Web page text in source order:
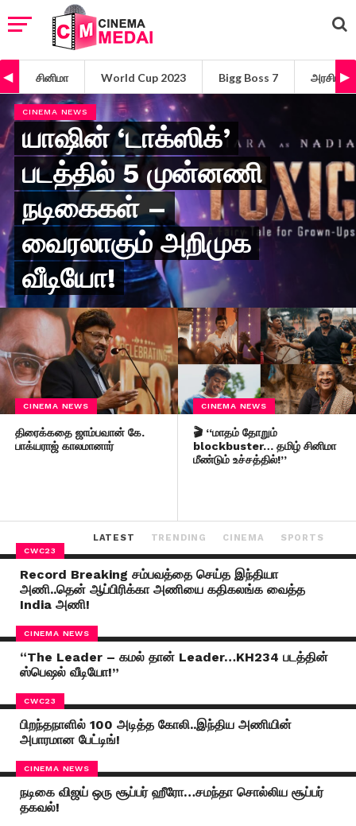
சினிமா World Cup 2023 Bigg Boss 7 அரசியல்
CINEMA NEWS
யாஷின் ‘டாக்ஸிக்’
படத்தில் 5 முன்னணி
நடிகைகள் –
வைரலாகும் அறிமுக
வீடியோ!
CINEMA NEWS
திரைக்கதை ஜாம்பவான் கே.
பாக்யராஜ் காலமானார்
CINEMA NEWS
🎬 “மாதம் தோறும்
blockbuster… தமிழ் சினிமா
மீண்டும் உச்சத்தில்!”
LATEST TRENDING CINEMA
SPORTS
CWC23
Record Breaking சம்பவத்தை செய்த இந்தியா
அணி..தென் ஆப்பிரிக்கா அணியை கதிகலங்க வைத்த
India அணி!
CINEMA NEWS
“The Leader – கமல் தான் Leader…KH234 படத்தின்
ஸ்பெஷல் வீடியோ!”
CWC23
பிறந்தநாளில் 100 அடித்த கோலி..இந்திய அணியின்
அபாரமான பேட்டிங்!
CINEMA NEWS
நடிகை விஜய் ஒரு சூப்பர் ஹீரோ…சமந்தா சொல்லிய சூப்பர்
தகவல்!